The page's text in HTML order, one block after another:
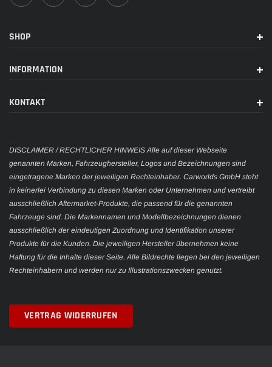
SHOP
INFORMATION
KONTAKT
DISCLAIMER / RECHTLICHER HINWEIS Alle auf dieser Webseite
genannten Marken, Fahrzeughersteller, Logos und Bezeichnungen sind
eingetragene Marken der jeweiligen Rechteinhaber. Carworlds GmbH steht
in keinerlei Verbindung zu diesen Marken oder Unternehmen und vertreibt
ausschließlich Aftermarket-Produkte, die passend für die genannten
Fahrzeuge sind. Die Markennamen und Modellbezeichnungen dienen
ausschließlich der eindeutigen Zuordnung und Identifikation unserer
Produkte für die Kunden. Die jeweiligen Hersteller übernehmen keine
Haftung für die Inhalte dieser Seite. Alle Bildrechte liegen bei den jeweiligen
Rechteinhabern und werden nur zu Illustrationszwecken genutzt.
VERTRAG WIDERRUFEN